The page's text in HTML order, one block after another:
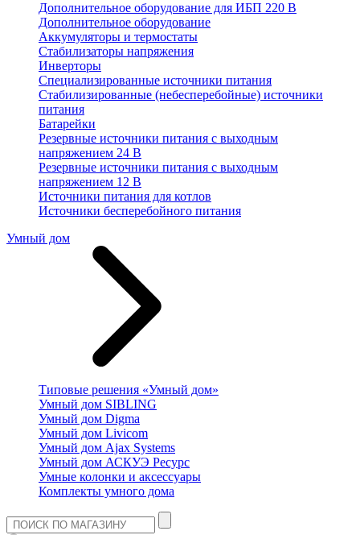
Дополнительное оборудование для ИБП 220 В
Дополнительное оборудование
Аккумуляторы и термостаты
Стабилизаторы напряжения
Инверторы
Специализированные источники питания
Стабилизированные (небесперебойные) источники
питания
Батарейки
Резервные источники питания с выходным
напряжением 24 В
Резервные источники питания с выходным
напряжением 12 В
Источники питания для котлов
Источники бесперебойного питания
Умный дом
Типовые решения «Умный дом»
Умный дом SIBLING
Умный дом Digma
Умный дом Livicom
Умный дом Ajax Systems
Умный дом АСКУЭ Ресурс
Умные колонки и аксессуары
Комплекты умного дома